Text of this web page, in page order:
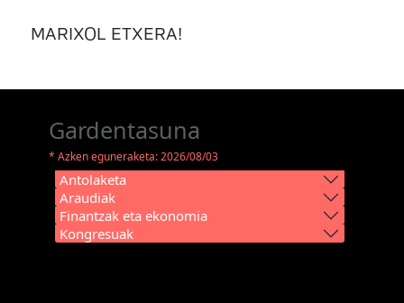
MARIXOL ETXERA!
Gardentasuna
* Azken eguneraketa: 2026/08/03
Antolaketa
Araudiak
Finantzak eta ekonomia
Kongresuak